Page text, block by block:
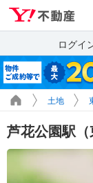
ログイ
土地
芦花公園駅